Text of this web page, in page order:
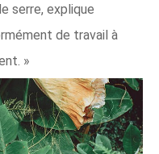
serre, explique
de travail à
»